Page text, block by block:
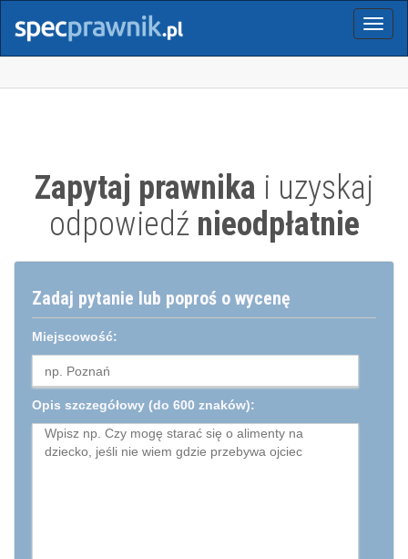
Menu
Zapytaj prawnika i uzyskaj
odpowiedźnieodpłatnie
Zadaj pytanie lub poproś o wycenę
Miejscowość:
Opis szczegółowy (do 600 znaków):